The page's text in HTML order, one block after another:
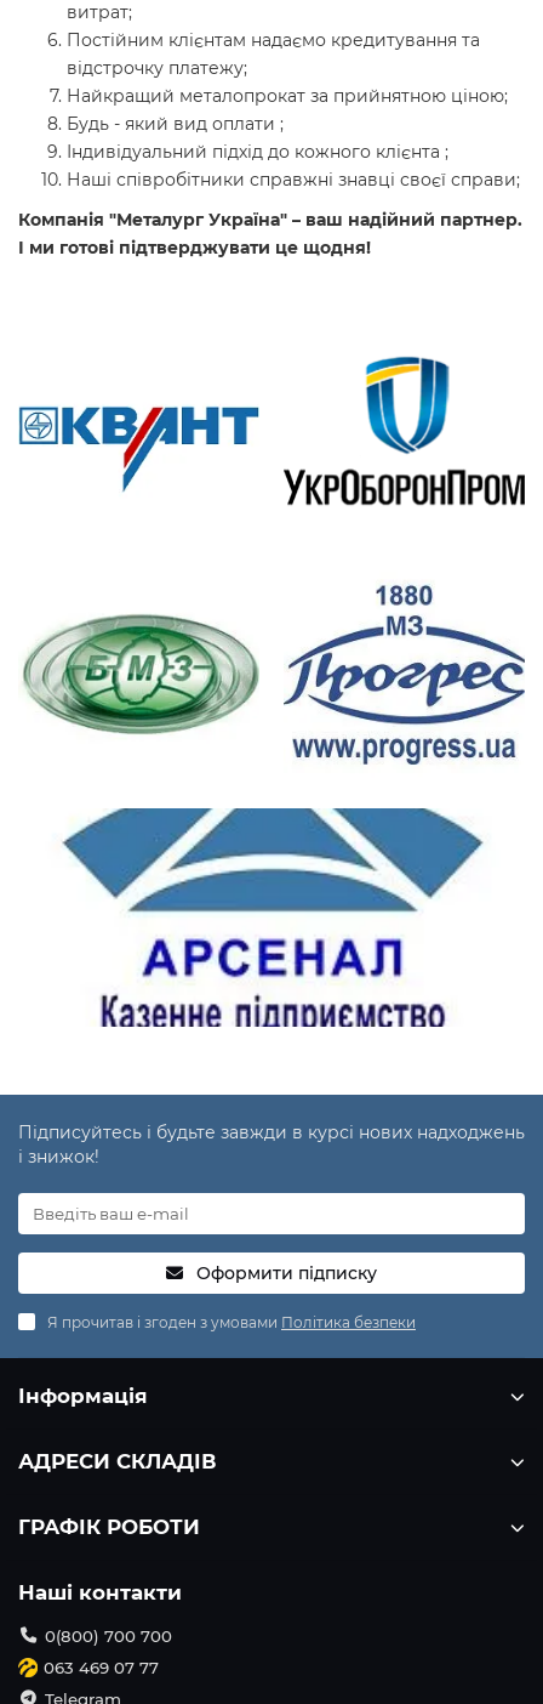
витрат;
Постійним клієнтам надаємо кредитування та
відстрочку платежу;
Найкращий металопрокат за прийнятною ціною;
Будь - який вид оплати ;
Індивідуальний підхід до кожного клієнта ;
Наші співробітники справжні знавці своєї справи;
Компанія "Металург Україна" – ваш надійний партнер.
І ми готові підтверджувати це щодня!
Підписуйтесь і будьте завжди в курсі нових надходжень
і знижок!
Оформити підписку
Я прочитав і згоден з умовами Політика безпеки
Інформація
АДРЕСИ СКЛАДІВ
ГРАФІК РОБОТИ
Наші контакти
0(800) 700 700
063 469 07 77
Telegram